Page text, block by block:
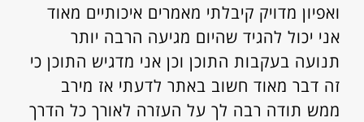
ואפיון מדויק קיבלתי מאמרים איכותיים מאוד
אני יכול להגיד שהיום מגיעה הרבה יותר
תנועה בעקבות התוכן וכן אני מדגיש התוכן כי
זה דבר מאוד חשוב באתר לדעתי אז מירב
ממש תודה רבה לך על העזרה לאורך כל הדרך